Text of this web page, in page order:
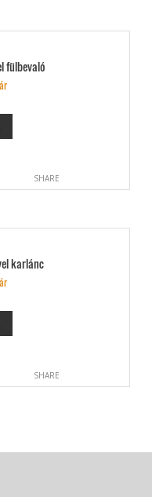
fülbevaló
SHARE
karlánc
SHARE